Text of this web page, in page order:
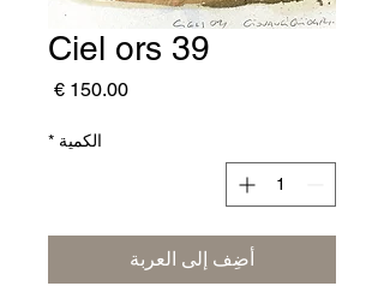
Ciel ors 39
السعر
الكمية *
أضِف إلى العربة